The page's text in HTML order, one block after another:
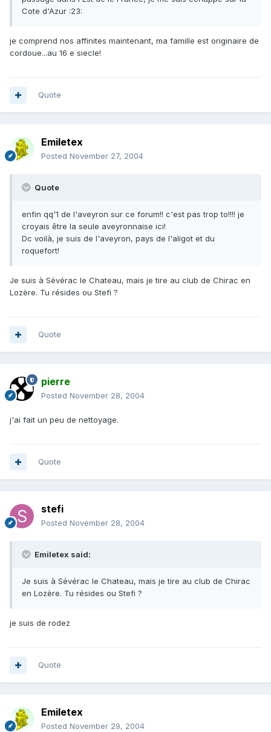
Cote d'Azur :23:
je comprend nos affinites maintenant, ma famille est originaire de
cordoue...au 16 e siecle!
Quote
Emiletex
Posted November 27, 2004
Quote
enfin qq'1 de l'aveyron sur ce forum!! c'est pas trop to!!!! je
croyais être la seule aveyronnaise ici!
Dc voilà, je suis de l'aveyron, pays de l'aligot et du
roquefort!
Je suis à Sévérac le Chateau, mais je tire au club de Chirac en
Lozère. Tu résides ou Stefi ?
Quote
pierre
Posted November 28, 2004
j'ai fait un peu de nettoyage.
Quote
stefi
Posted November 28, 2004
Emiletex said:
Je suis à Sévérac le Chateau, mais je tire au club de Chirac
en Lozère. Tu résides ou Stefi ?
je suis de rodez
Quote
Emiletex
Posted November 29, 2004